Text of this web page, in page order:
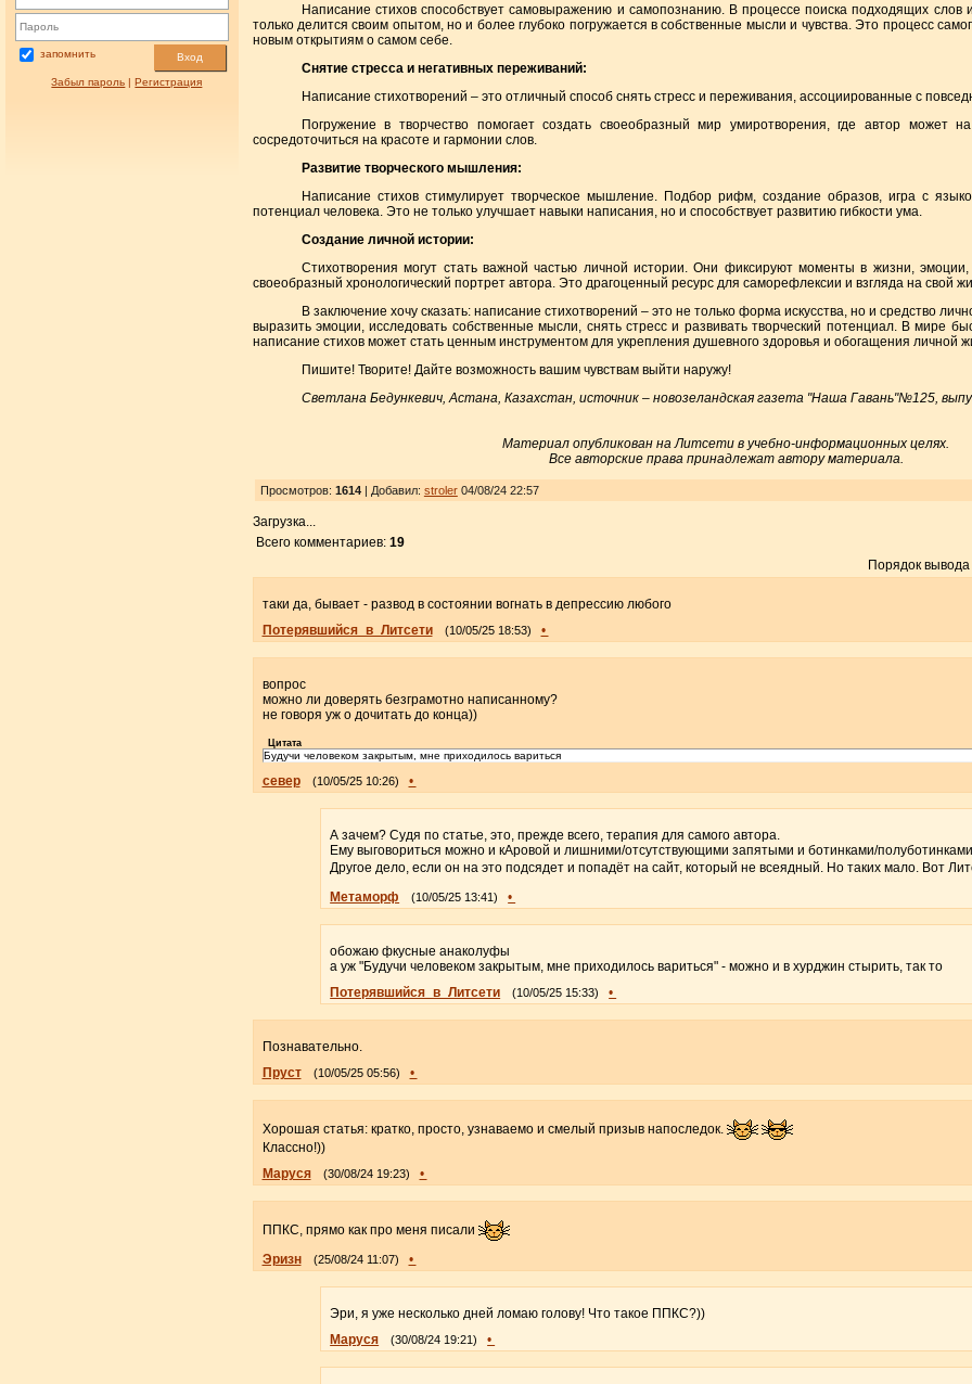
запомнить Вход
Забыл пароль |Регистрация
Написание стихов способствует самовыражению и самопознанию. В процессе поиска подходящих
только делится своим опытом, но и более глубоко погружается в собственные мысли и чувства. Это процесс
новым открытиям о самом себе.
Снятие стресса и негативных переживаний:
Написание стихотворений – это отличный способ снять стресс и переживания, ассоциированные с
Погружение в творчество помогает создать своеобразный мир умиротворения, где автор может
сосредоточиться на красоте и гармонии слов.
Развитие творческого мышления:
Написание стихов стимулирует творческое мышление. Подбор рифм, создание образов, игра с
потенциал человека. Это не только улучшает навыки написания, но и способствует развитию гибкости ума.
Создание личной истории:
Стихотворения могут стать важной частью личной истории. Они фиксируют моменты в жизни,
своеобразный хронологический портрет автора. Это драгоценный ресурс для саморефлексии и взгляда на свой
В заключение хочу сказать: написание стихотворений – это не только форма искусства, но и средство
выразить эмоции, исследовать собственные мысли, снять стресс и развивать творческий потенциал. В мире
написание стихов может стать ценным инструментом для укрепления душевного здоровья и обогащения личной
Пишите! Творите! Дайте возможность вашим чувствам выйти наружу!
Светлана Бедункевич, Астана, Казахстан, источник – новозеландская газета "Наша Гавань"№125,
Материал опубликован на Литсети в учебно-информационных целях.
Все авторские права принадлежат автору материала.
Просмотров: 1614| Добавил: stroler04/08/24 22:57
Загрузка...
Всего комментариев: 19
Порядок
таки да, бывает - развод в состоянии вогнать в депрессию любого
Потерявшийся_в_Литсети
(10/05/25 18:53) •
вопрос
можно ли доверять безграмотно написанному?
не говоря уж о дочитать до конца))
Цитата
Будучи человеком закрытым, мне приходилось вариться
север (10/05/25 10:26) •
А зачем? Судя по статье, это, прежде всего, терапия для самого автора.
Ему выговориться можно и кАровой и лишними/отсутствующими запятыми и ботинками/полуботинками.
Другое дело, если он на это подсядет и попадёт на сайт, который не всеядный. Но таких мало. Вот
Метаморф
(10/05/25 13:41) •
обожаю фкусные анаколуфы
а уж "Будучи человеком закрытым, мне приходилось вариться" - можно и в хурджин стырить, так то
Потерявшийся_в_Литсети
(10/05/25 15:33) •
Познавательно.
Пруст
(10/05/25 05:56) •
Хорошая статья: кратко, просто, узнаваемо и смелый призыв напоследок.
Классно!))
Маруся
(30/08/24 19:23) •
ППКС, прямо как про меня писали
Эризн
(25/08/24 11:07) •
Эри, я уже несколько дней ломаю голову! Что такое ППКС?))
Маруся
(30/08/24 19:21) •